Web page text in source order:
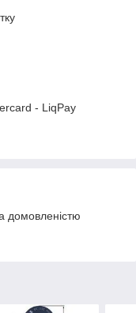
- LiqPay
домовленістю